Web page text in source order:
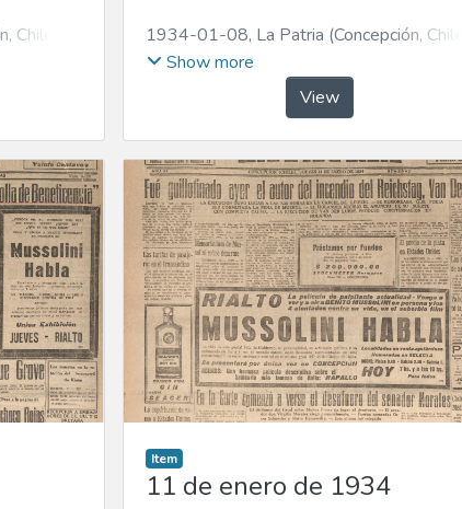
Chile :
1934-01-08, La Patria (Concepción, Chile :
1923)
Show more
View
Item
11 de enero de 1934